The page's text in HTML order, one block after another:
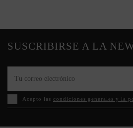
SUSCRIBIRSE A LA
Acepto las condiciones generales y la